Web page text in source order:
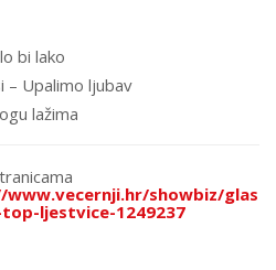
bi lako
– Upalimo ljubav
lažima
showbiz/
ljestvice-1249237